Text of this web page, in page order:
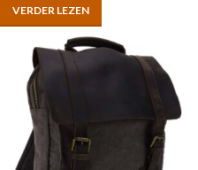
VERDER LEZEN